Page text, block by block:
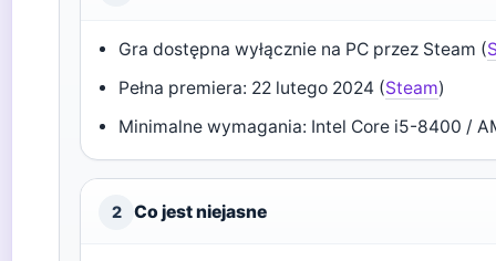
Gra dostępna wyłącznie na PC przez Steam (
Pełna premiera: 22 lutego 2024 (Steam)
Minimalne wymagania: Intel Core i5-8400 /
2 Co jest niejasne